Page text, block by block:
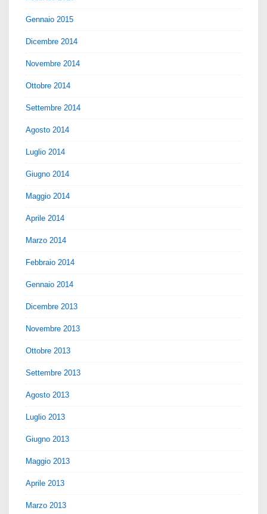
Gennaio 2015
Dicembre 2014
Novembre 2014
Ottobre 2014
Settembre 2014
Agosto 2014
Luglio 2014
Giugno 2014
Maggio 2014
Aprile 2014
Marzo 2014
Febbraio 2014
Gennaio 2014
Dicembre 2013
Novembre 2013
Ottobre 2013
Settembre 2013
Agosto 2013
Luglio 2013
Giugno 2013
Maggio 2013
Aprile 2013
Marzo 2013